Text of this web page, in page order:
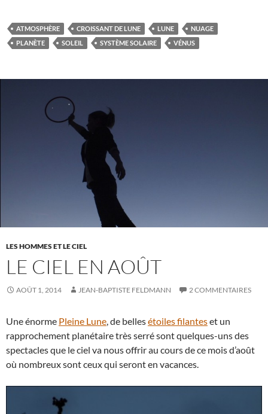
ATMOSPHÈRE CROISSANT DE LUNE LUNE
NUAGE
PLANÈTE
SOLEIL SYSTÈME SOLAIRE VÉNUS
LES HOMMES ET LE CIEL
LE CIEL EN AOÛT
AOÛT 1, 2014 JEAN-BAPTISTE FELDMANN 2 COMMENTAIRES
Une énorme Pleine Lune, de bellesétoiles filanteset un
rapprochement planétaire très serré sont quelques-uns des
spectacles que le ciel va nous offrir au cours de ce mois d’août
où nombreux sont ceux qui seront en vacances.